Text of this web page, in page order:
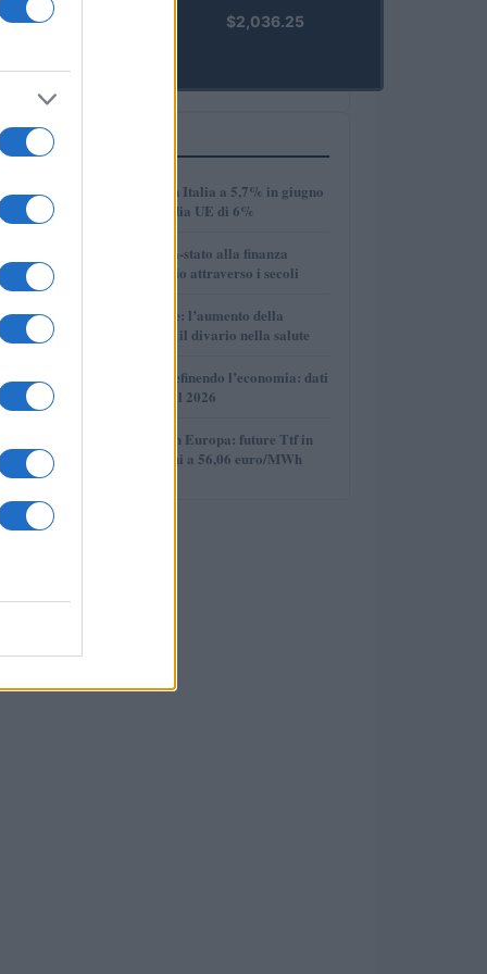
PRIME)
$2,036.25
PIÙ LETTI
1
Disoccupazione in Italia a 5,7% in giugno
2026, sotto la media UE di 6%
2
Dalle antiche città-stato alla finanza
globale: un viaggio attraverso i secoli
3
Longevità globale: l’aumento della
speranza di vita e il divario nella salute
4
Come l’IA sta ridefinendo l’economia: dati
e prospettive per il 2026
5
Mercato del gas in Europa: future Ttf in
discesa, quotazioni a 56,06 euro/MWh